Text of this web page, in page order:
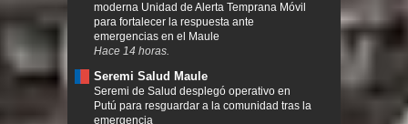
moderna Unidad de Alerta Temprana Móvil
para fortalecer la respuesta ante
emergencias en el Maule
Hace 14 horas.
Seremi Salud Maule
Seremi de Salud desplegó operativo en
Putú para resguardar a la comunidad tras la
emergencia